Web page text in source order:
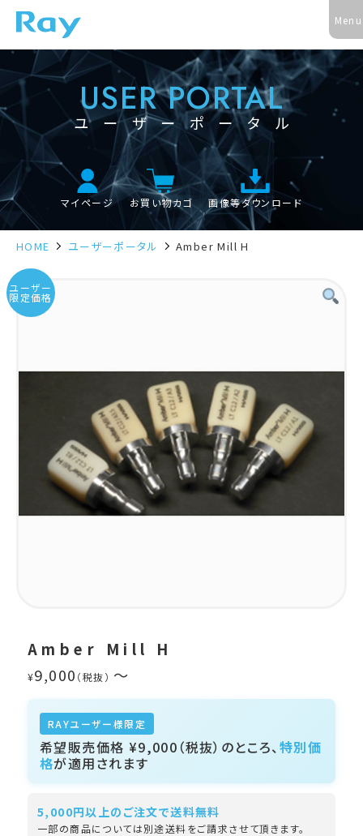
USER PORTAL
ユーザーポータル
マイページ お買い物カゴ 画像等ダウンロード
HOME ユーザーポータル Amber Mill H
ユーザー
限定価格
Amber Mill H
¥9,000 ～
RAYユーザー様限定
希望販売価格 ¥9,000 （税抜）のところ、特別価
格が適用されます
5,000円以上のご注文で送料無料
一部の商品については別途送料をご請求させて頂きます。